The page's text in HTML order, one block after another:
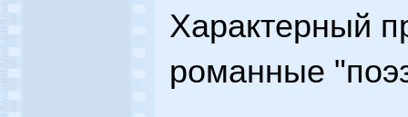
Характерный
романные